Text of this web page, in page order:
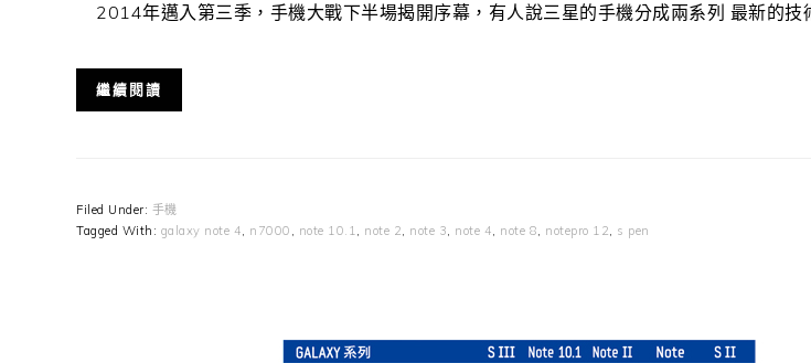
2014年邁入第三季，手機大戰下半場揭開序幕，有人說三星的手機分成兩系列 最新的技
繼續閱讀
Filed Under: 手機
Tagged With: galaxy note 4, n7000 , note 10.1, note 2, note 3, note 4, note 8, notepro 12, s pen